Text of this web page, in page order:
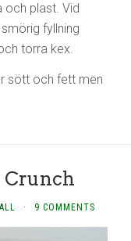
och plast. Vid
fyllning
torra kex.
sött och fett men
Crunch
· 9 COMMENTS